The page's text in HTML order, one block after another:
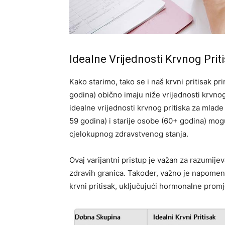
Idealne Vrijednosti Krvnog
Kako starimo, tako se i naš krvni pritisak
godina) obično imaju niže vrijednosti
idealne vrijednosti krvnog pritiska za
59 godina) i starije osobe (60+ godina)
cjelokupnog zdravstvenog stanja.
Ovaj varijantni pristup je važan za
zdravih granica. Također, važno je
krvni pritisak, uključujući hormonalne